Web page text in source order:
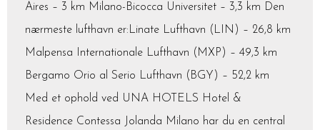
Aires – 3 km Milano-Bicocca Universitet – 3,3 km Den
nærmeste lufthavn er:Linate Lufthavn (LIN) – 26,8 km
Malpensa Internationale Lufthavn (MXP) – 49,3 km
Bergamo Orio al Serio Lufthavn (BGY) – 52,2 km
Med et ophold ved UNA HOTELS Hotel &
Residence Contessa Jolanda Milano har du en central